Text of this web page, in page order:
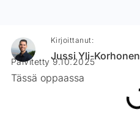
Kirjoittanut:
Jussi Yli-Korhonen
Päivitetty 9.10.2025
Tässä oppaassa